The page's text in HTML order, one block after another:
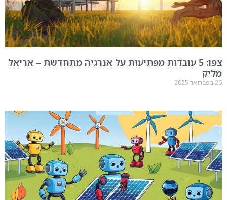
צפו: 5 עובדות מפתיעות על אנרגיה מתחדשת – אריאל
מליק
26 בפברואר 2025